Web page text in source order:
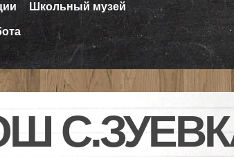
Школьный музей